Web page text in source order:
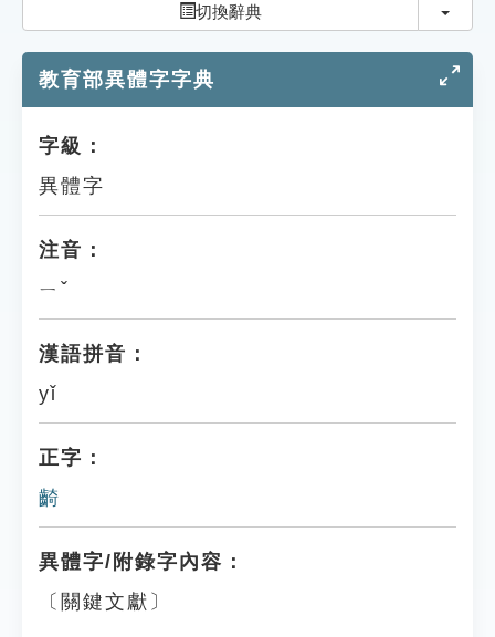
貓頭鷹博士
切換辭典 切換
教育部異體字字典
字級：
異體字
注音：
ㄧˇ
漢語拼音：
yǐ
正字：
齮
異體字/附錄字內容：
〔關鍵文獻〕